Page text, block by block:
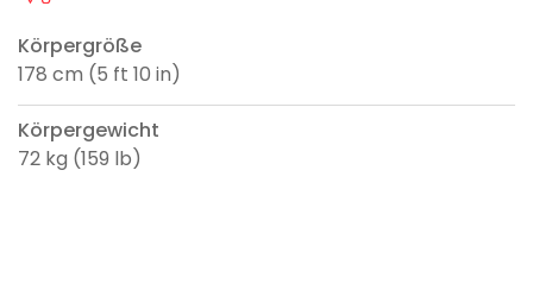
Körpergröße
178 cm (5 ft 10 in)
Körpergewicht
72 kg (159 lb)